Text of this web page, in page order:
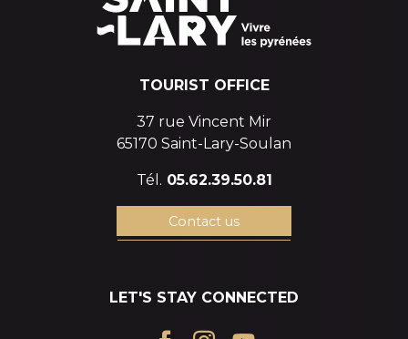
TOURIST OFFICE
37 rue Vincent Mir
65170 Saint-Lary-Soulan
Tél. 05.62.39.50.81
Contact us
LET'S STAY CONNECTED